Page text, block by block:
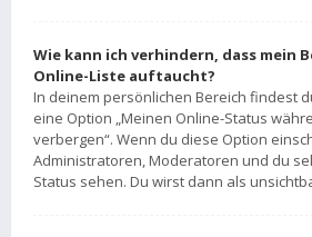
Wie kann ich verhindern, dass mein
Online-Liste auftaucht?
In deinem persönlichen Bereich findest
eine Option „Meinen Online-Status
verbergen“. Wenn du diese Option
Administratoren, Moderatoren und du
Status sehen. Du wirst dann als